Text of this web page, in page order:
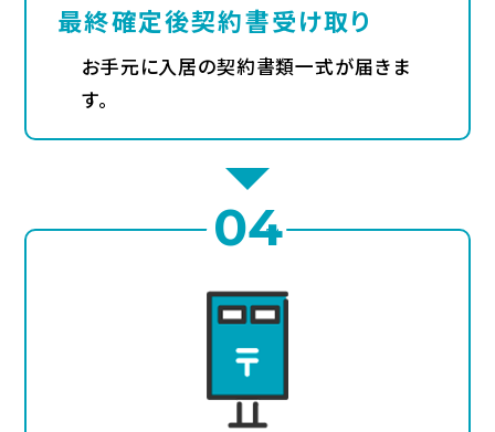
最終確定後契約書受け取り
お手元に入居の契約書類一式が届きま
す。
04